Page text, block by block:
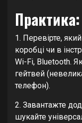
1. Перевірте,
коробці чи в
Wi-Fi, Bluetooth.
гейтвей
телефон).
2. Завантажте
шукайте